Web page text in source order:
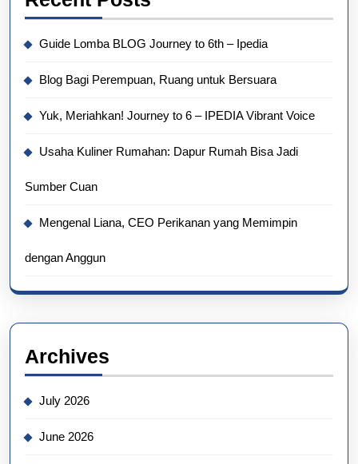
Guide Lomba BLOG Journey to 6th – Ipedia
Blog Bagi Perempuan, Ruang untuk Bersuara
Yuk, Meriahkan! Journey to 6 – IPEDIA Vibrant Voice
Usaha Kuliner Rumahan: Dapur Rumah Bisa Jadi
Sumber Cuan
Mengenal Liana, CEO Perikanan yang Memimpin
dengan Anggun
Archives
July 2026
June 2026